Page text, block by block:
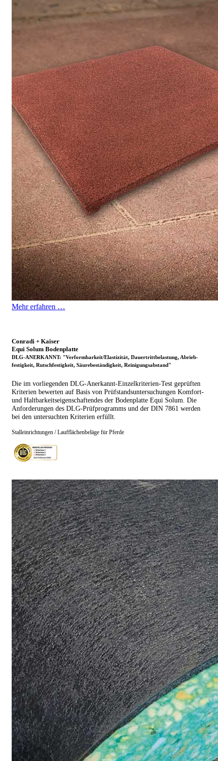
Mehr erfahren …
Conradi + Kaiser
Equi Solum Bodenplatte
DLG-ANERKANNT: "Verformbarkeit/Elastizität, Dauertrittbelastung, Abrieb­
festigkeit, Rutschfestigkeit, Säurebeständigkeit, Reinigungsabstand"
Die im vorliegenden DLG-Anerkannt-Einzelkriterien-Test geprüften
Kriterien bewerten auf Basis von Prüfstandsuntersuchungen Komfort-
und Haltbarkeitseigenschaftendes der Bodenplatte Equi Solum. Die
Anforderungen des DLG-Prüfprogramms und der DIN 7861 werden
bei den untersuchten Kriterien erfüllt.
Stalleinrichtungen / Laufflächenbeläge für Pferde